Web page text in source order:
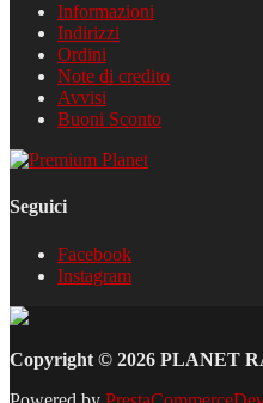
Informazioni
Indirizzi
Ordini
Note di credito
Avvisi
Buoni Sconto
Seguici
Facebook
Instagram
Copyright © 2026 PLANET